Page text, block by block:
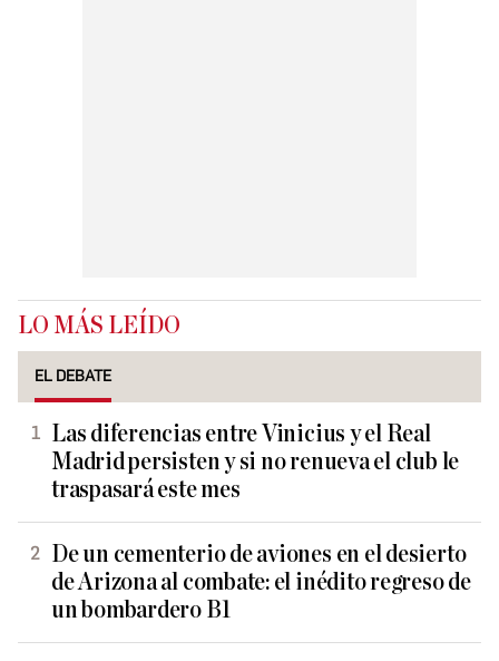
LO MÁS LEÍDO
EL DEBATE
Las diferencias entre Vinicius y el Real
Madrid persisten y si no renueva el club le
traspasará este mes
De un cementerio de aviones en el desierto
de Arizona al combate: el inédito regreso de
un bombardero B1